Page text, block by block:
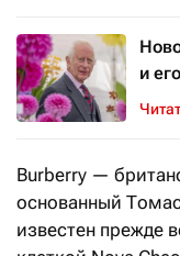
и
Burberry —
основанный
известен прежде